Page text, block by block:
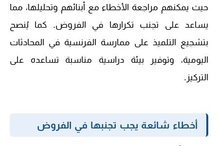
حيث يمكنهم مراجعة الأخطاء مع أبنائهم وتحليلها، مما
يساعد على تجنب تكرارها في الفروض. كما يُنصح
بتشجيع التلميذ على ممارسة الفرنسية في المحادثات
اليومية، وتوفير بيئة دراسية مناسبة تساعده على
التركيز.
أخطاء شائعة يجب تجنبها في الفروض